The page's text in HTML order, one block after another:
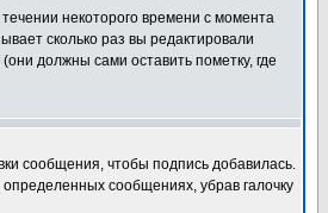
некоторого времени с момента
сколько раз вы редактировали
должны сами оставить пометку, где
сообщения, чтобы подпись добавилась.
сообщениях, убрав галочку